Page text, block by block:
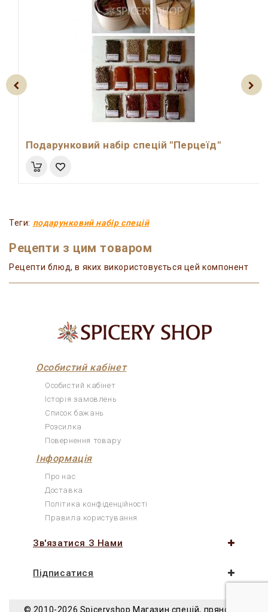
Подарунковий набір спецій "Перцеїд"
Теги: подарунковий набір спецій
Рецепти з цим товаром
Рецепти блюд, в яких використовується цей компонент
Особистий кабінет
Особистий кабінет
Історія замовлень
Список бажань
Розсилка
Повернення товару
Інформація
Про нас
Доставка
Політика конфіденційності
Правила користування
Зв'язатися З Нами
Підписатися
© 2010-2026 Spiceryshop Магазин спецій, прянощів